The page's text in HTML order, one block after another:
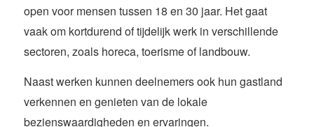
open voor mensen tussen 18 en 30 jaar. Het gaat
vaak om kortdurend of tijdelijk werk in verschillende
sectoren, zoals horeca, toerisme of landbouw.
Naast werken kunnen deelnemers ook hun gastland
verkennen en genieten van de lokale
bezienswaardigheden en ervaringen.